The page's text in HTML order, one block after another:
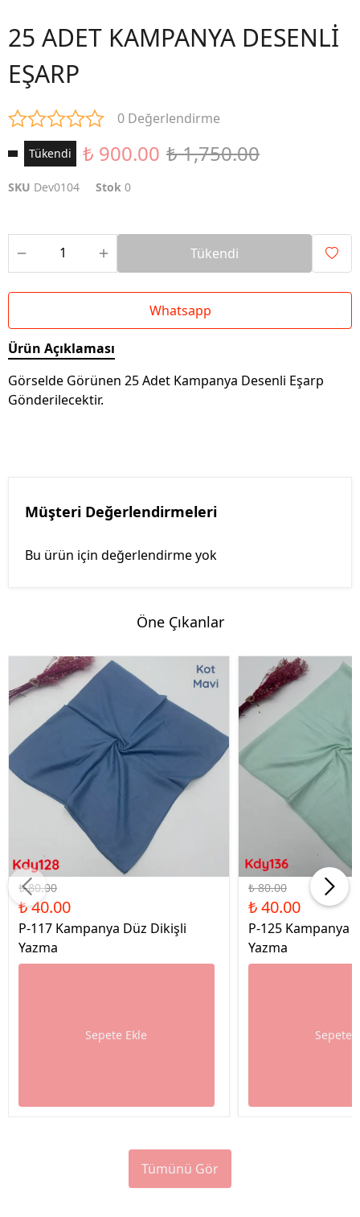
25 ADET KAMPANYA DESENLİ
EŞARP
0 Değerlendirme
Tükendi ₺ 900.00 ₺ 1,750.00
SKU Dev0104 Stok 0
Tükendi
Whatsapp
Ürün Açıklaması
Görselde Görünen 25 Adet Kampanya Desenli Eşarp
Gönderilecektir.
Müşteri Değerlendirmeleri
Bu ürün için değerlendirme yok
Öne Çıkanlar
%50 İndirim
₺ 80.00
₺ 40.00
P-117 Kampanya Düz Dikişli
Yazma
Sepete Ekle
%50 İndirim
₺ 80.00
₺ 40.00
P-125 Kampanya
Yazma
Sepete
Tümünü Gör